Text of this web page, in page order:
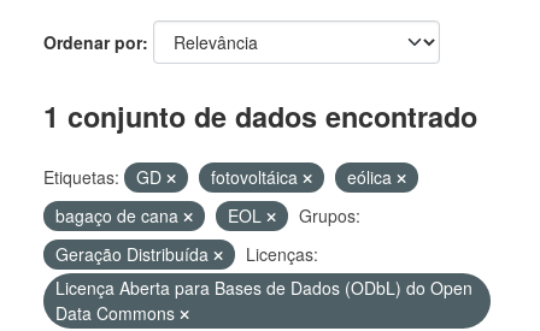
Ordenar por
1 conjunto de dados encontrado
Etiquetas: GD fotovoltáica
eólica
bagaço de cana
EOL
Grupos:
Geração Distribuída
Licenças:
Licença Aberta para Bases de Dados (ODbL) do Open
Data Commons